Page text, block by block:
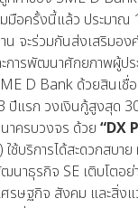
มือครั้งนี้แล้ว ประมาณ
จะร่วมกันส่งเสริมอง
การพัฒนาศักยภาพผู้ปร
D Bank ด้วยสินเชื่
แรก วงเงินกู้สูงสุด
ครบวงจร ด้วย “DX
ช้บริการได้สะดวกสบา
นาธุรกิจ SE เติบโตอย่
ศรษฐกิจ สังคม และสิ่ง